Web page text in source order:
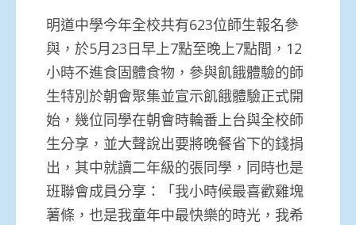
明道中學今年全校共有623位師生報名參
與，於5月23日早上7點至晚上7點間，12
小時不進食固體食物，參與飢餓體驗的師
生特別於朝會聚集並宣示飢餓體驗正式開
始，幾位同學在朝會時輪番上台與全校師
生分享，並大聲說出要將晚餐省下的錢捐
出，其中就讀二年級的張同學，同時也是
班聯會成員分享：「我小時候最喜歡雞塊
薯條，也是我童年中最快樂的時光，我希